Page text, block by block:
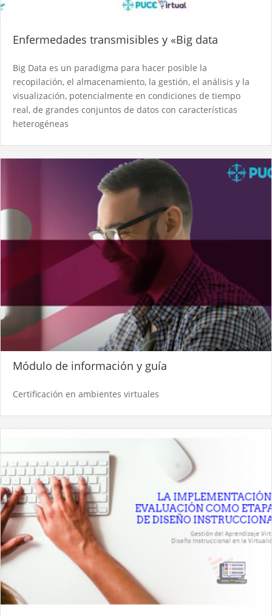
Enfermedades transmisibles y «Big data
Big Data es un paradigma para hacer posible la
recopilación, el almacenamiento, la gestión, el análisis y la
visualización, potencialmente en condiciones de tiempo
real, de grandes conjuntos de datos con características
heterogéneas
Módulo de información y guía
Certificación en ambientes virtuales